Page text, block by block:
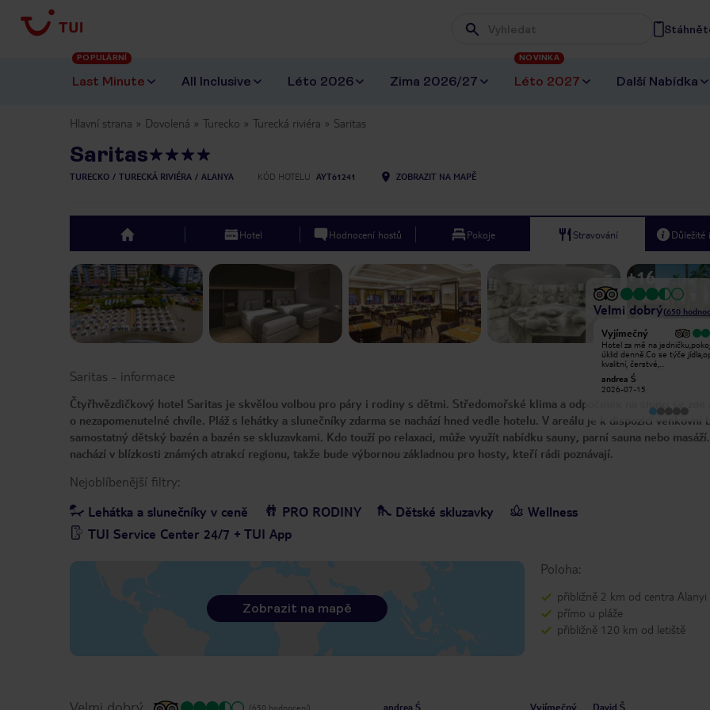
Wpisz frazę, której szukasz
Last Minute
POPULÁRNÍ
All Inclusive Léto 2026 Zima 2026/27 Léto 2027
NOVINKA
Další Nabídka
Hlavní strana Dovolená Turecko Turecká riviéra Saritas
Saritas
TURECKO TURECKÁ RIVIÉRA ALANYA KÓD HOTELU AYT61241 ZOBRAZIT NA MAPĚ
top Hotel Hodnocení hostů Pokoje Stravování Důležité
Previous slide +16
Velmi dobrý(650
Vyjímečný
Jsem spokojený opravdu super
Vyjímečný
Hotel za mě na
úklid denně.Co se týče
kvalitní, čerstvé,
spokojenost.Obsluha milá,
usměvavá, ochotná.Co mi
to je problém všech hotelů,je
klienti si tam dávali osušky a
blokace.Plaz by bylo potřeba více
udržovat,vadila mi veřejná-
u moře,
mimo hotel.A taky by to chtělo
nějaký bar u moře, chápu sice
andrea Ś
2026-07-15
Saritas - informace
Čtyřhvězdičkový hotel Saritas je skvělou volbou pro páry i rodiny s dětmi. Středomořské klima a odpočinek na slunci se zde
o nezapomenutelné chvíle. Pláž s lehátky a slunečníky zdarma se nachází hned vedle hotelu. V areálu je k dispozici venkovní
samostatný dětský bazén a bazén se skluzavkami. Kdo touží po relaxaci, může využít nabídku sauny, parní sauna nebo
nachází v blízkosti známých atrakcí regionu, takže bude výbornou základnou pro hosty, kteří rádi poznávají.
Nejoblíbenější filtry:
Lehátka a slunečníky v ceně
PRO RODINY Dětské skluzavky
Wellness
TUI Service Center 24/7 + TUI App
Poloha:
přibližně 2 km od centra Alanyi
přímo u pláže
přibližně 120 km od letiště
Zobrazit na mapě
(650 hodnocení)
andrea Ś
Vyjímečný
David Š